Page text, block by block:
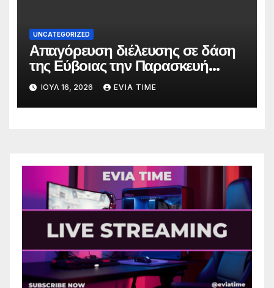
UNCATEGORIZED
Απαγόρευση διέλευσης σε δάση
της Εύβοιας την Παρασκευή
λόγω πολύ υψηλού κινδύνου
πυρκαγιάς
ΙΟΎΛ 16, 2026 EVIA TIME